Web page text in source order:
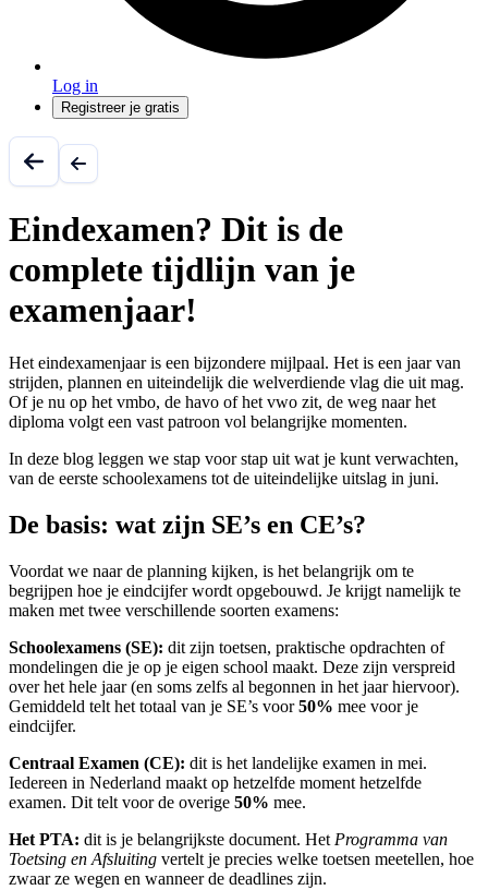
Log in
Registreer je gratis
Eindexamen? Dit is de
complete tijdlijn van je
examenjaar!
Het eindexamenjaar is een bijzondere mijlpaal. Het is een jaar van
strijden, plannen en uiteindelijk die welverdiende vlag die uit mag.
Of je nu op het vmbo, de havo of het vwo zit, de weg naar het
diploma volgt een vast patroon vol belangrijke momenten.
In deze blog leggen we stap voor stap uit wat je kunt verwachten,
van de eerste schoolexamens tot de uiteindelijke uitslag in juni.
De basis: wat zijn SE’s en CE’s?
Voordat we naar de planning kijken, is het belangrijk om te
begrijpen hoe je eindcijfer wordt opgebouwd. Je krijgt namelijk te
maken met twee verschillende soorten examens:
Schoolexamens (SE): dit zijn toetsen, praktische opdrachten of
mondelingen die je op je eigen school maakt. Deze zijn verspreid
over het hele jaar (en soms zelfs al begonnen in het jaar hiervoor).
Gemiddeld telt het totaal van je SE’s voor50% mee voor je
eindcijfer.
Centraal Examen (CE): dit is het landelijke examen in mei.
Iedereen in Nederland maakt op hetzelfde moment hetzelfde
examen. Dit telt voor de overige 50% mee.
Het PTA: dit is je belangrijkste document. Het Programma van
Toetsing en Afsluiting vertelt je precies welke toetsen meetellen, hoe
zwaar ze wegen en wanneer de deadlines zijn.